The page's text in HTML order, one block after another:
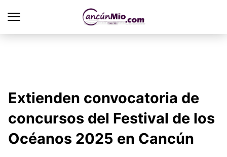
Extienden convocatoria de
concursos del Festival de los
Océanos 2025 en Cancún